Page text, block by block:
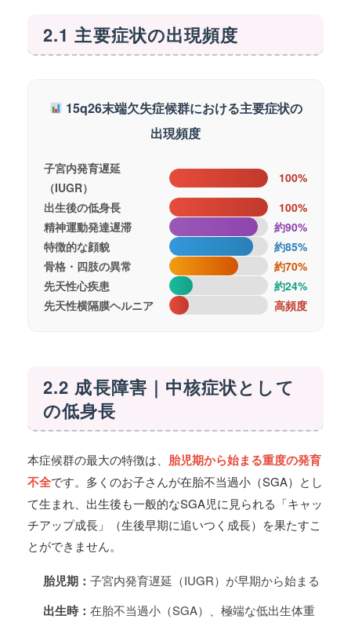
2.1 主要症状の出現頻度
15q26末端欠失症候群における主要症状の
出現頻度
子宮内発育遅延
（IUGR）
100%
出生後の低身長
100%
精神運動発達遅滞
約90%
特徴的な顔貌
約85%
骨格・四肢の異常
約70%
先天性心疾患
約24%
先天性横隔膜ヘルニア
高頻度
2.2 成長障害｜中核症状として
の低身長
本症候群の最大の特徴は、 胎児期から始まる重度の発育
不全です。多くのお子さんが在胎不当過小（SGA）とし
て生まれ、出生後も一般的なSGA児に見られる「キャッ
チアップ成長」（生後早期に追いつく成長）を果たすこ
とができません。
胎児期： 子宮内発育遅延（IUGR）が早期から始まる
出生時： 在胎不当過小（SGA）、極端な低出生体重